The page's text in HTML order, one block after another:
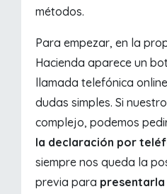
métodos.
Para empezar, en la
Hacienda aparece un
llamada telefónica
dudas simples. Si
complejo, podemos
la declaración por
siempre nos queda la
previa para presentarla